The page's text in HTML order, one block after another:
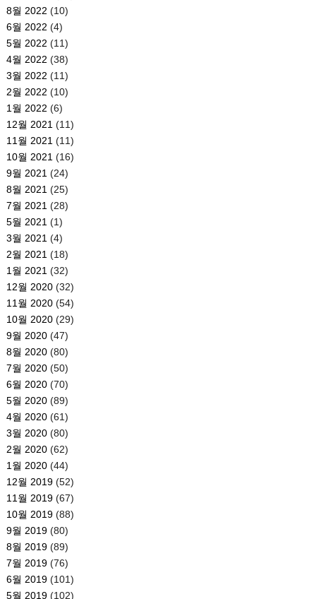
8월 2022 (10)
6월 2022 (4)
5월 2022 (11)
4월 2022 (38)
3월 2022 (11)
2월 2022 (10)
1월 2022 (6)
12월 2021 (11)
11월 2021 (11)
10월 2021 (16)
9월 2021 (24)
8월 2021 (25)
7월 2021 (28)
5월 2021 (1)
3월 2021 (4)
2월 2021 (18)
1월 2021 (32)
12월 2020(32)
11월 2020(54)
10월 2020(29)
9월 2020(47)
8월 2020(80)
7월 2020(50)
6월 2020(70)
5월 2020(89)
4월 2020(61)
3월 2020(80)
2월 2020(62)
1월 2020(44)
12월 2019(52)
11월 2019(67)
10월 2019(88)
9월 2019(80)
8월 2019(89)
7월 2019(76)
6월 2019(101)
5월 2019(102)